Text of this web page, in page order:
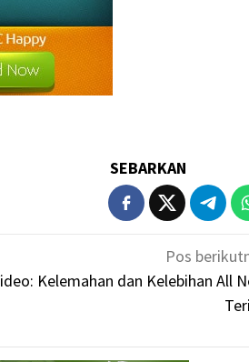
SEBARKAN
Pos
Kelemahan dan Kelebihan All